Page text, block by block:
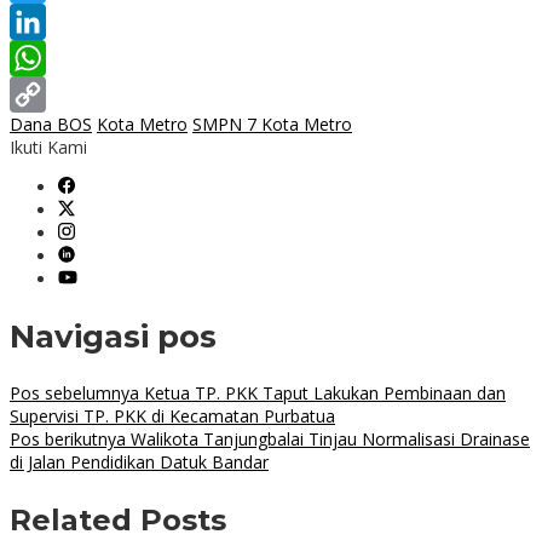
Twitter
LinkedIn
WhatsApp
Copy
Dana BOS Kota Metro SMPN 7 Kota Metro
Ikuti Kami
Navigasi pos
Pos sebelumnya Ketua TP. PKK Taput Lakukan Pembinaan dan
Supervisi TP. PKK di Kecamatan Purbatua
Pos berikutnya Walikota Tanjungbalai Tinjau Normalisasi Drainase
di Jalan Pendidikan Datuk Bandar
Related Posts